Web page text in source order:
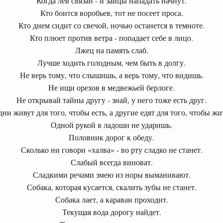
Кто боится воробьев, тот не посеет проса.
Кто днем сидит со свечой, ночью останется в темноте.
Кто плюет против ветра - попадает себе в лицо.
Лжец на память слаб.
Лучше ходить голодным, чем быть в долгу.
Не верь тому, что слышишь, а верь тому, что видишь.
Не ищи орехов в медвежьей берлоге.
Не открывай тайны другу - знай, у него тоже есть друг.
живут для того, чтобы есть, а другие едят для того, чтобы
Одной рукой в ладоши не ударишь.
Половник дорог к обеду.
Сколько ни говори «халва» - во рту сладко не станет.
Слабый всегда виноват.
Сладкими речами змею из норы выманивают.
Собака, которая кусается, скалить зубы не станет.
Собака лает, а караван проходит.
Текущая вода дорогу найдет.